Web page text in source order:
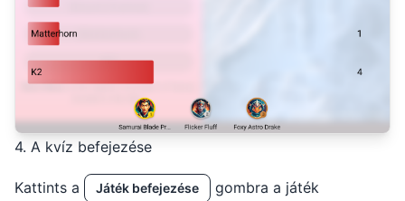
4. A kvíz befejezése
Kattints a Játék befejezése
gombra a játék